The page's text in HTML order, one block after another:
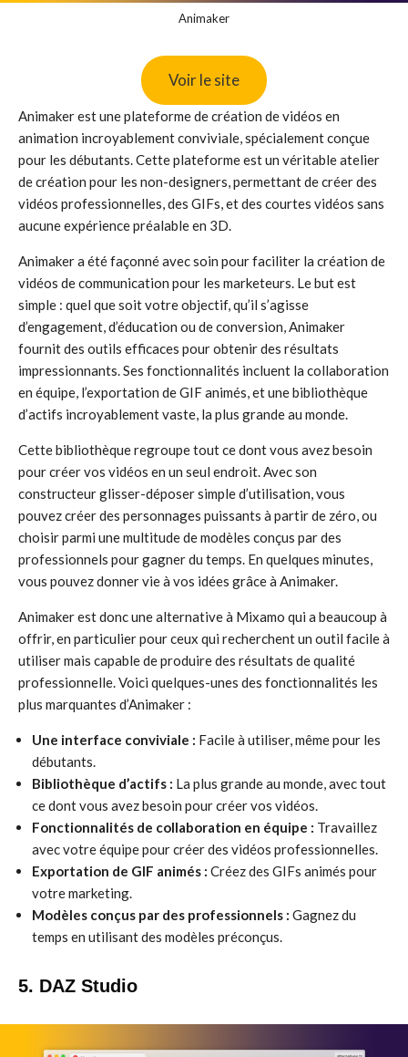
Animaker
Voir le site
Animaker est une plateforme de création de vidéos en
animation incroyablement conviviale, spécialement conçue
pour les débutants. Cette plateforme est un véritable atelier
de création pour les non-designers, permettant de créer des
vidéos professionnelles, des GIFs, et des courtes vidéos sans
aucune expérience préalable en 3D.
Animaker a été façonné avec soin pour faciliter la création de
vidéos de communication pour les marketeurs. Le but est
simple : quel que soit votre objectif, qu’il s’agisse
d’engagement, d’éducation ou de conversion, Animaker
fournit des outils efficaces pour obtenir des résultats
impressionnants. Ses fonctionnalités incluent la collaboration
en équipe, l’exportation de GIF animés, et une bibliothèque
d’actifs incroyablement vaste, la plus grande au monde.
Cette bibliothèque regroupe tout ce dont vous avez besoin
pour créer vos vidéos en un seul endroit. Avec son
constructeur glisser-déposer simple d’utilisation, vous
pouvez créer des personnages puissants à partir de zéro, ou
choisir parmi une multitude de modèles conçus par des
professionnels pour gagner du temps. En quelques minutes,
vous pouvez donner vie à vos idées grâce à Animaker.
Animaker est donc une alternative à Mixamo qui a beaucoup à
offrir, en particulier pour ceux qui recherchent un outil facile à
utiliser mais capable de produire des résultats de qualité
professionnelle. Voici quelques-unes des fonctionnalités les
plus marquantes d’Animaker :
Une interface conviviale : Facile à utiliser, même pour les
débutants.
Bibliothèque d’actifs : La plus grande au monde, avec tout
ce dont vous avez besoin pour créer vos vidéos.
Fonctionnalités de collaboration en équipe : Travaillez
avec votre équipe pour créer des vidéos professionnelles.
Exportation de GIF animés : Créez des GIFs animés pour
votre marketing.
Modèles conçus par des professionnels : Gagnez du
temps en utilisant des modèles préconçus.
5. DAZ Studio